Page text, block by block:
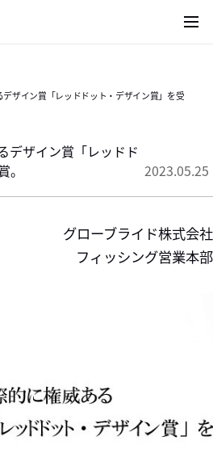
サイ
デザイン賞「レッドドット・デザイン賞」を受
デザイン賞「レッドド
2023.05.25
グローブライド株式会社
フィッシング営業本部